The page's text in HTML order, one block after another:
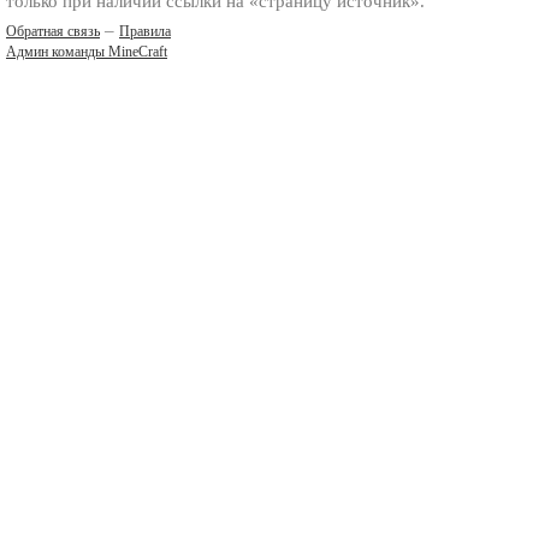
Обратная связь – Правила
Админ команды MineCraft